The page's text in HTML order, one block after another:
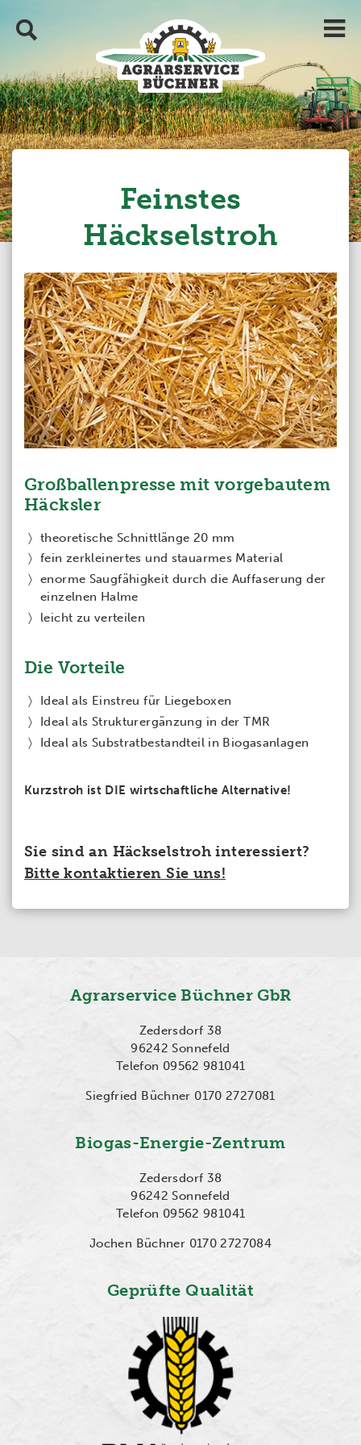
Feinstes
Häckselstroh
Großballenpresse mit vorgebautem
Häcksler
theoretische Schnittlänge 20 mm
fein zerkleinertes und stauarmes Material
enorme Saugfähigkeit durch die Auffaserung der
einzelnen Halme
leicht zu verteilen
Die Vorteile
Ideal als Einstreu für Liegeboxen
Ideal als Strukturergänzung in der TMR
Ideal als Substratbestandteil in Biogasanlagen
Kurzstroh ist DIE wirtschaftliche Alternative!
Sie sind an Häckselstroh interessiert?
Bitte kontaktieren Sie uns!
Agrarservice Büchner GbR
Zedersdorf 38
96242 Sonnefeld
Telefon 09562 981041
Siegfried Büchner 0170 2727081
Biogas-Energie-Zentrum
Zedersdorf 38
96242 Sonnefeld
Telefon 09562 981041
Jochen Büchner 0170 2727084
Geprüfte Qualität